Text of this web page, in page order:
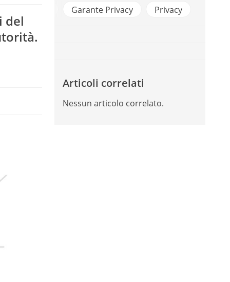
del
Garante Privacy Privacy
Articoli correlati
Nessun articolo correlato.